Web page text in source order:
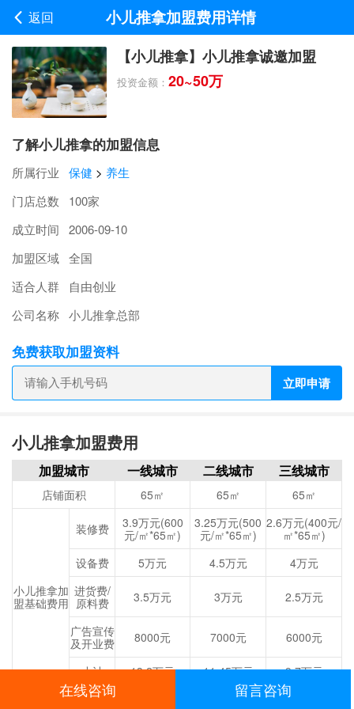
返回 小儿推拿加盟费用详情
【小儿推拿】小儿推拿诚邀加盟
投资金额： 20~50万
了解小儿推拿的加盟信息
所属行业 保健 > 养生
门店总数
100家
成立时间
2006-09-10
加盟区域 全国
适合人群
自由创业
公司名称 小儿推拿总部
免费获取加盟资料
立即申请
小儿推拿加盟费用
加盟城市 一线城市 二线城市 三线城市
店铺面积 65㎡ 65㎡ 65㎡
小儿推拿加
盟基础费用
装修费
3.9万元(600
元/㎡*65㎡)
3.25万元(500
元/㎡*65㎡)
2.6万元(400元/
㎡*65㎡)
设备费
5万元 4.5万元
4万元
进货费/
原料费
3.5万元 3万元 2.5万元
广告宣传
及开业费
8000元 7000元 6000元
小计 13.2万元 11.45万元 9.7万元
8400元/月(4.3 7800元/月(4元/
在线咨询 留言咨询